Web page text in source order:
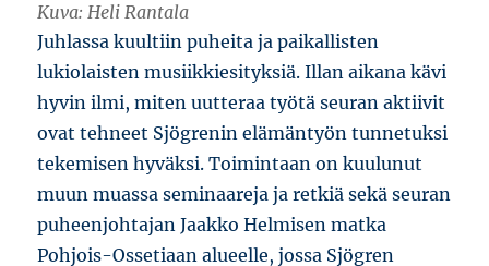
Kuva: Heli Rantala
Juhlassa kuultiin puheita ja paikallisten
lukiolaisten musiikkiesityksiä. Illan aikana kävi
hyvin ilmi, miten uutteraa työtä seuran aktiivit
ovat tehneet Sjögrenin elämäntyön tunnetuksi
tekemisen hyväksi. Toimintaan on kuulunut
muun muassa seminaareja ja retkiä sekä seuran
puheenjohtajan Jaakko Helmisen matka
Pohjois-Ossetiaan alueelle, jossa Sjögren